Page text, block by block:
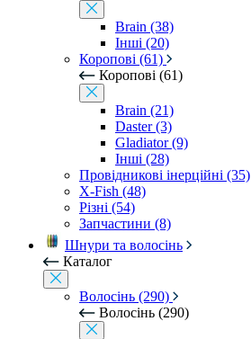
Brain (38)
Інші (20)
Коропові (61)
Коропові (61)
Brain (21)
Daster (3)
Gladiator (9)
Інші (28)
Провідникові інерційні (35)
X-Fish (48)
Різні (54)
Запчастини (8)
Шнури та волосінь
Каталог
Волосінь (290)
Волосінь (290)